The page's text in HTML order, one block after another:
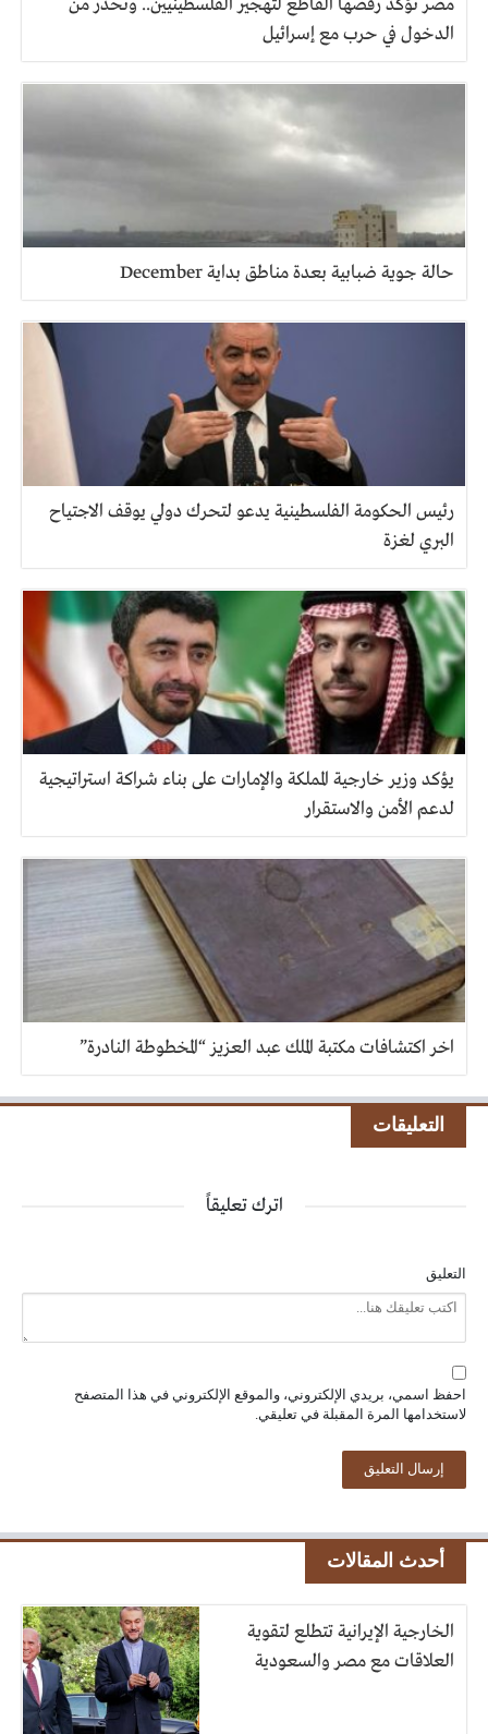
مصر تؤكد رفضها القاطع لتهجير الفلسطينيين.. وتحذر من
الدخول في حرب مع إسرائيل
حالة جوية ضبابية بعدة مناطق بداية December
رئيس الحكومة الفلسطينية يدعو لتحرك دولي يوقف الاجتياح
البري لغزة
يؤكد وزير خارجية المملكة والإمارات على بناء شراكة استراتيجية
لدعم الأمن والاستقرار
اخر اكتشافات مكتبة الملك عبد العزيز “المخطوطة النادرة”
التعليقات
اترك تعليقاً
التعليق
احفظ اسمي، بريدي الإلكتروني، والموقع الإلكتروني في هذا المتصفح
لاستخدامها المرة المقبلة في تعليقي.
أحدث المقالات
الخارجية الإيرانية تتطلع لتقوية
العلاقات مع مصر والسعودية